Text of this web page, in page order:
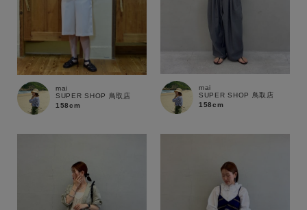
mai
SUPER SHOP 鳥取店
158cm
mai
SUPER SHOP 鳥取店
158cm